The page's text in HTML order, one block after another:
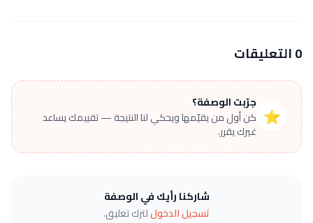
0 التعليقات
⭐
جرّبت الوصفة؟
كن أول من يقيّمها ويحكي لنا النتيجة — تقييمك يساعد
غيرك يقرر.
شاركنا رأيك في الوصفة
تسجيل الدخوللترك تعليق.